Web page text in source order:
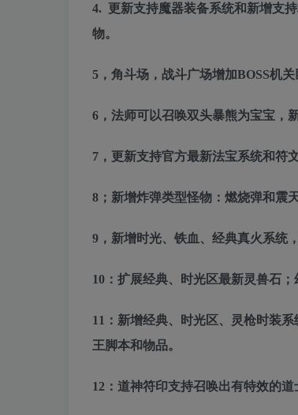
4. 更新支持魔器装备系统和新增支
物。
5，角斗场，战斗广场增加BOSS机关
6，法师可以召唤双头暴熊为宝宝，
7，更新支持官方最新法宝系统和符
8；新增炸弹类型怪物：燃烧弹和震
9，新增时光、铁血、经典真火系统
10：扩展经典、时光区最新灵兽石
11：新增经典、时光区、灵枪时装
王脚本和物品。
12：道神符印支持召唤出有特效的